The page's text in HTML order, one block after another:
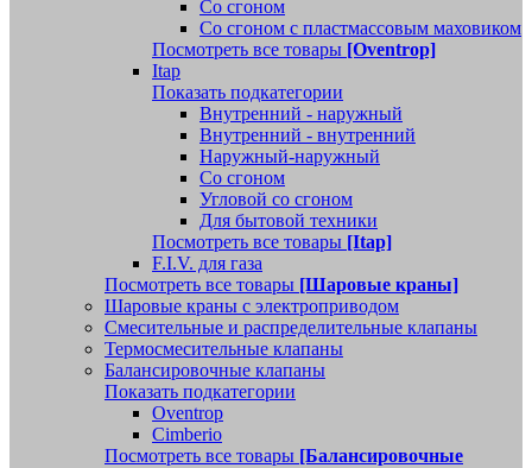
Со сгоном
Со сгоном с пластмассовым маховиком
Посмотреть все товары [Oventrop]
Itap
Показать подкатегории
Внутренний - наружный
Внутренний - внутренний
Наружный-наружный
Со сгоном
Угловой со сгоном
Для бытовой техники
Посмотреть все товары [Itap]
F.I.V. для газа
Посмотреть все товары [Шаровые краны]
Шаровые краны с электроприводом
Смесительные и распределительные клапаны
Термосмесительные клапаны
Балансировочные клапаны
Показать подкатегории
Oventrop
Cimberio
Посмотреть все товары [Балансировочные